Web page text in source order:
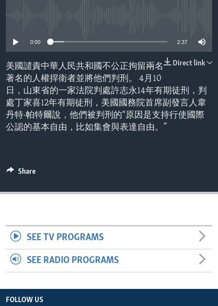
EUROPE
MIDDLE EAST
AID AND DEVELOPMENT
DEMOCRACY AND GOVERNANCE
ECONOMY AND TRADE
ENVIRONMENT AND HEALTH
IDEALS AND INSTITUTIONS
FOLLOW US
0:00 2:37
Direct link
美國譴責中華人民共和國不公正拘留兩名
著名的人權捍衛者並將他們判刑。 4月10
日，山東省的一家法院判處許志永14年有期徒刑，判
處丁家喜12年有期徒刑，美國國務院首席副發言人韋
丹特·帕特爾說，他們被判刑的“原因是支持行使國際
公認的基本自由，比如集會與表達自由。”
Share
SEE TV PROGRAMS
SEE RADIO PROGRAMS
FOLLOW US